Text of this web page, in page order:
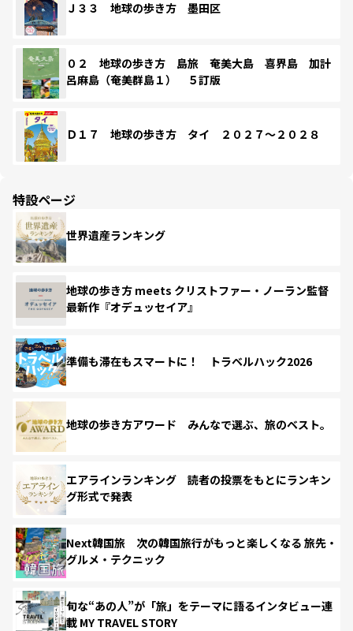
Ｊ３３ 地球の歩き方 墨田区
０２ 地球の歩き方 島旅 奄美大島 喜界島 加計
呂麻島（奄美群島１） ５訂版
Ｄ１７ 地球の歩き方 タイ ２０２７～２０２８
特設ページ
世界遺産ランキング
地球の歩き方 meets クリストファー・ノーラン監督
最新作『オデュッセイア』
準備も滞在もスマートに！ トラベルハック2026
地球の歩き方アワード みんなで選ぶ、旅のベスト。
エアラインランキング 読者の投票をもとにランキン
グ形式で発表
Next韓国旅 次の韓国旅行がもっと楽しくなる 旅先・
グルメ・テクニック
旬な“あの人”が「旅」をテーマに語るインタビュー連
載 MY TRAVEL STORY